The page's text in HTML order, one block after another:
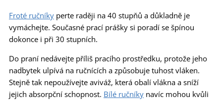
Froté ručníky perte raději na 40 stupňů a důkladně je
vymáchejte. Současné prací prášky si poradí se špínou
dokonce i při 30 stupních.
Do praní nedávejte příliš pracího prostředku, protože jeho
nadbytek ulpívá na ručnících a způsobuje tuhost vláken.
Stejně tak nepoužívejte aviváž, která obalí vlákna a sníží
jejich absorpční schopnost. Bílé ručníky navíc mohou kvůli